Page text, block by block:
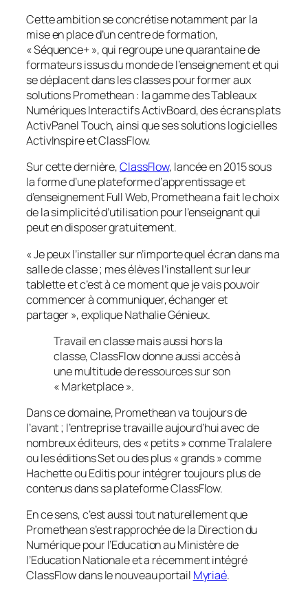
Cette ambition se concrétise notamment par la
mise en place d’un centre de formation,
«Séquence+», qui regroupe une quarantaine de
formateurs issus du monde de l’enseignement et qui
se déplacent dans les classes pour former aux
solutions Promethean : la gamme des Tableaux
Numériques Interactifs ActivBoard, des écrans plats
ActivPanel Touch, ainsi que ses solutions logicielles
ActivInspire et ClassFlow.
Sur cette dernière,ClassFlow, lancée en 2015 sous
la forme d’une plateforme d’apprentissage et
d’enseignement Full Web, Promethean a fait le choix
de la simplicité d’utilisation pour l’enseignant qui
peut en disposer gratuitement.
« Je peux l’installer sur n’importe quel écran dans ma
salle de classe ; mes élèves l’installent sur leur
tablette et c’est à ce moment que je vais pouvoir
commencer à communiquer, échanger et
partager», explique Nathalie Génieux.
Travail en classe mais aussi hors la
classe, ClassFlow donne aussi accès à
une multitude de ressources sur son
« Marketplace ».
Dans ce domaine, Promethean va toujours de
l’avant ; l’entreprise travaille aujourd’hui avec de
nombreux éditeurs, des «petits» comme Tralalere
ou les éditions Set ou des plus «grands» comme
Hachette ou Editis pour intégrer toujours plus de
contenus dans sa plateforme ClassFlow.
En ce sens, c’est aussi tout naturellement que
Promethean s’est rapprochée de la Direction du
Numérique pour l’Education au Ministère de
l’Education Nationale et a récemment intégré
ClassFlow dans le nouveau portail Myriaé.